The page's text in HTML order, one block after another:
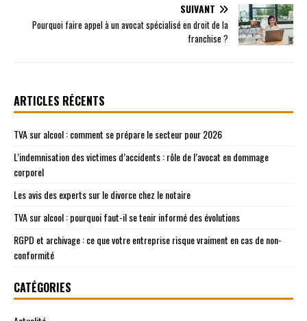
SUIVANT
Pourquoi faire appel à un avocat spécialisé en droit de la
franchise ?
ARTICLES RÉCENTS
TVA sur alcool : comment se prépare le secteur pour 2026
L’indemnisation des victimes d’accidents : rôle de l’avocat en dommage
corporel
Les avis des experts sur le divorce chez le notaire
TVA sur alcool : pourquoi faut-il se tenir informé des évolutions
RGPD et archivage : ce que votre entreprise risque vraiment en cas de non-
conformité
CATÉGORIES